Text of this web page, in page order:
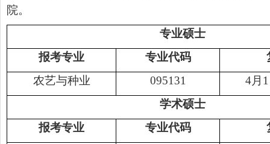
院。
专业硕士
报考专业
专业代码
农艺与种业
095131 4月 1
学术硕士
报考专业
专业代码